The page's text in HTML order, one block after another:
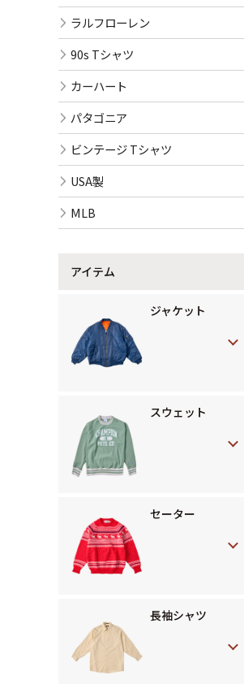
ラルフローレン
90s Tシャツ
カーハート
パタゴニア
ビンテージ Tシャツ
USA製
MLB
アイテム
ジャケット
スウェット
セーター
長袖シャツ